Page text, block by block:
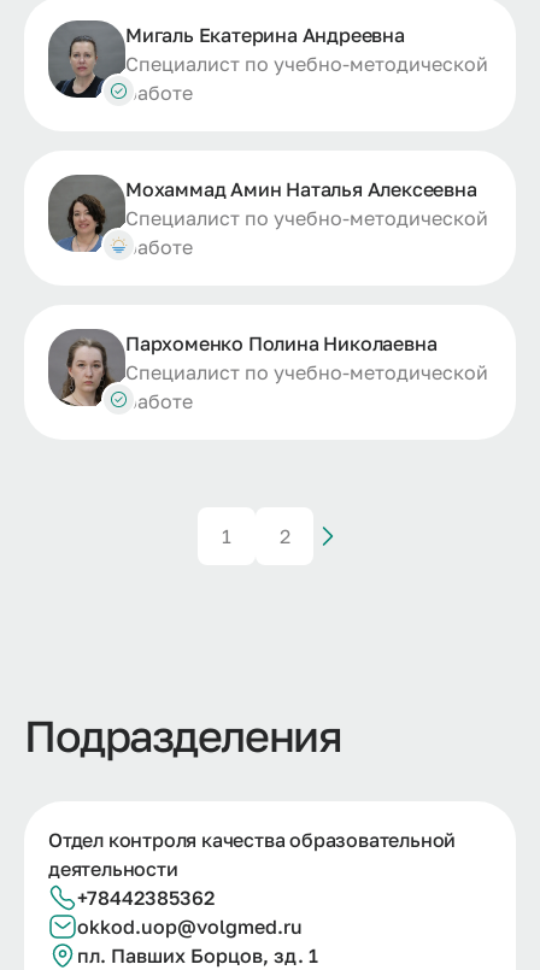
Мигаль Екатерина Андреевна
Специалист по учебно-методической
работе
Мохаммад Амин Наталья Алексеевна
Специалист по учебно-методической
работе
Пархоменко Полина Николаевна
Специалист по учебно-методической
работе
1 2
Подразделения
Отдел контроля качества образовательной
деятельности
+78442385362
okkod.uop@volgmed.ru
пл. Павших Борцов, зд. 1